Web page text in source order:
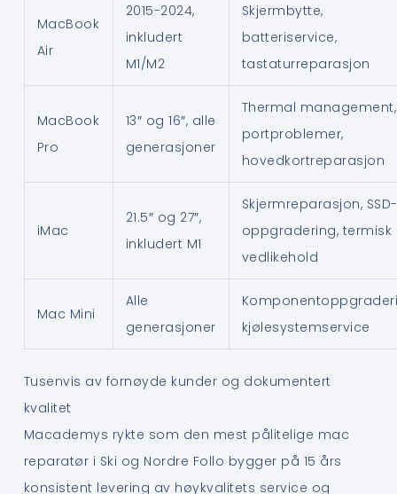
MacBook
Air
2015-2024,
inkludert
M1/M2
Skjermbytte,
batteriservice,
tastaturreparasjon
MacBook
Pro
13″ og 16″, alle
generasjoner
Thermal management,
portproblemer,
hovedkortreparasjon
iMac
21.5″ og 27″,
inkludert M1
Skjermreparasjon, SSD-
oppgradering, termisk
vedlikehold
Mac Mini
Alle
generasjoner
kjølesystemservice
Tusenvis av fornøyde kunder og dokumentert
kvalitet
Macademys rykte som den mest pålitelige mac
reparatør i Ski og Nordre Follo bygger på 15 års
konsistent levering av høykvalitets service og